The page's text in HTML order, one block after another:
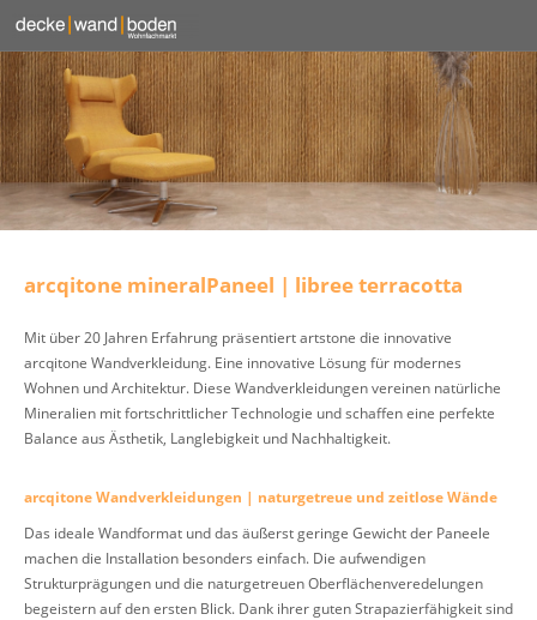
arcqitone mineralPaneel | libree terracotta
Mit über 20 Jahren Erfahrung präsentiert artstone die innovative
arcqitone Wandverkleidung. Eine innovative Lösung für modernes
Wohnen und Architektur. Diese Wandverkleidungen vereinen natürliche
Mineralien mit fortschrittlicher Technologie und schaffen eine perfekte
Balance aus Ästhetik, Langlebigkeit und Nachhaltigkeit.
arcqitone Wandverkleidungen | naturgetreue und zeitlose Wände
Das ideale Wandformat und das äußerst geringe Gewicht der Paneele
machen die Installation besonders einfach. Die aufwendigen
Strukturprägungen und die naturgetreuen Oberflächenveredelungen
begeistern auf den ersten Blick. Dank ihrer guten Strapazierfähigkeit sind